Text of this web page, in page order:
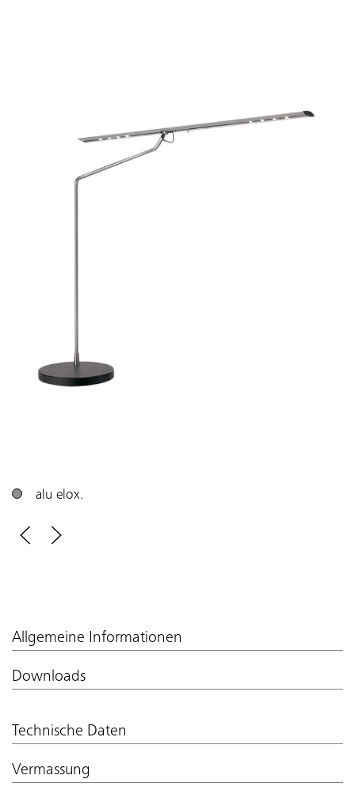
alu elox.
Allgemeine Informationen
Downloads
Technische Daten
Vermassung